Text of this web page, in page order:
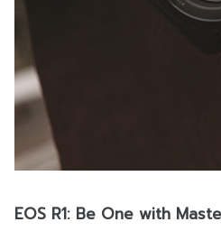
EOS R1: Be One with